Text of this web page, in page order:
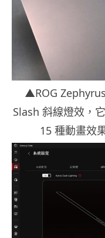
▲ROG
Slash 斜線燈效，
15 種動畫效